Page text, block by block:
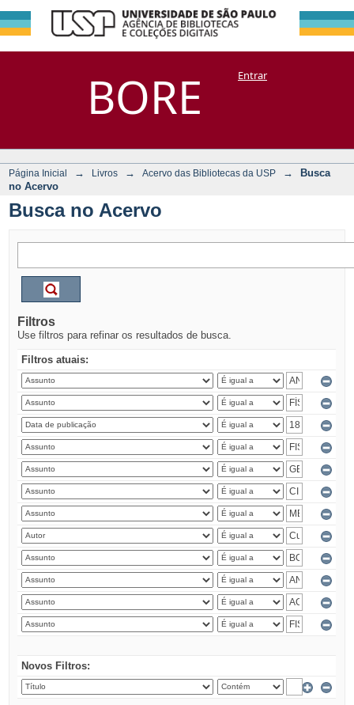
BORE
Busca no Acervo
DSpace/Manakin + CoriscoEntrar
Página Inicial → Livros → Acervo das Bibliotecas da USP →
Busca
no Acervo
Busca no Acervo
Filtros
Use filtros para refinar os resultados de busca.
Filtros atuais:
Novos Filtros: